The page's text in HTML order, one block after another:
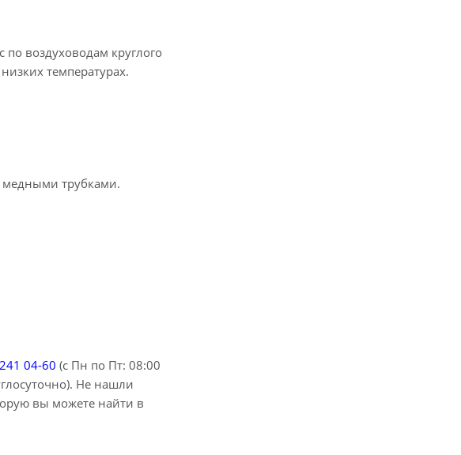
воздуховодам круглого
температурах.
трубками.
04-60 (с Пн по Пт: 08:00
Не нашли
вы можете найти в